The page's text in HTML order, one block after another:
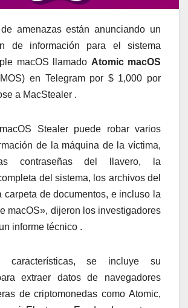
amenazas están anunciando un
de información para el sistema
macOS llamado Atomic macOS
en Telegram por $ 1,000 por
a MacStealer .
Stealer puede robar varios
de la máquina de la víctima,
contraseñas del llavero, la
del sistema, los archivos del
carpeta de documentos, e incluso la
macOS», dijeron los investigadores
informe técnico .
características, se incluye su
extraer datos de navegadores
de criptomonedas como Atomic,